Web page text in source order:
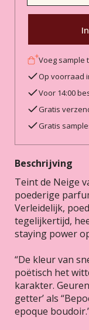
Voeg sample
Op voorraad
Voor 14:00
Gratis
Gratis
Beschrijving
Teint de Neige
poederige
Verleidelijk,
tegelijkertijd,
staying power
“De kleur van
poëtisch het
karakter.
getter’ als
epoque